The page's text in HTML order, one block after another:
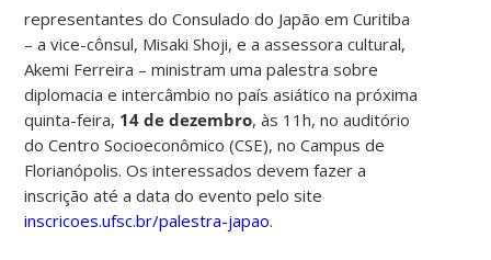
representantes do Consulado do Japão em Curitiba
– a vice-cônsul, Misaki Shoji, e a assessora cultural,
Akemi Ferreira – ministram uma palestra sobre
diplomacia e intercâmbio no país asiático na próxima
quinta-feira, 14 de dezembro, às 11h, no auditório
do Centro Socioeconômico (CSE), no Campus de
Florianópolis. Os interessados devem fazer a
inscrição até a data do evento pelo site
inscricoes.ufsc.br/palestra-japao.